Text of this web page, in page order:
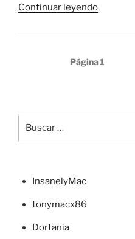
Continuar leyendo«Listado
directorio
PaginaciónPágina1
por:
InsanelyMac
tonymacx86
Dortania